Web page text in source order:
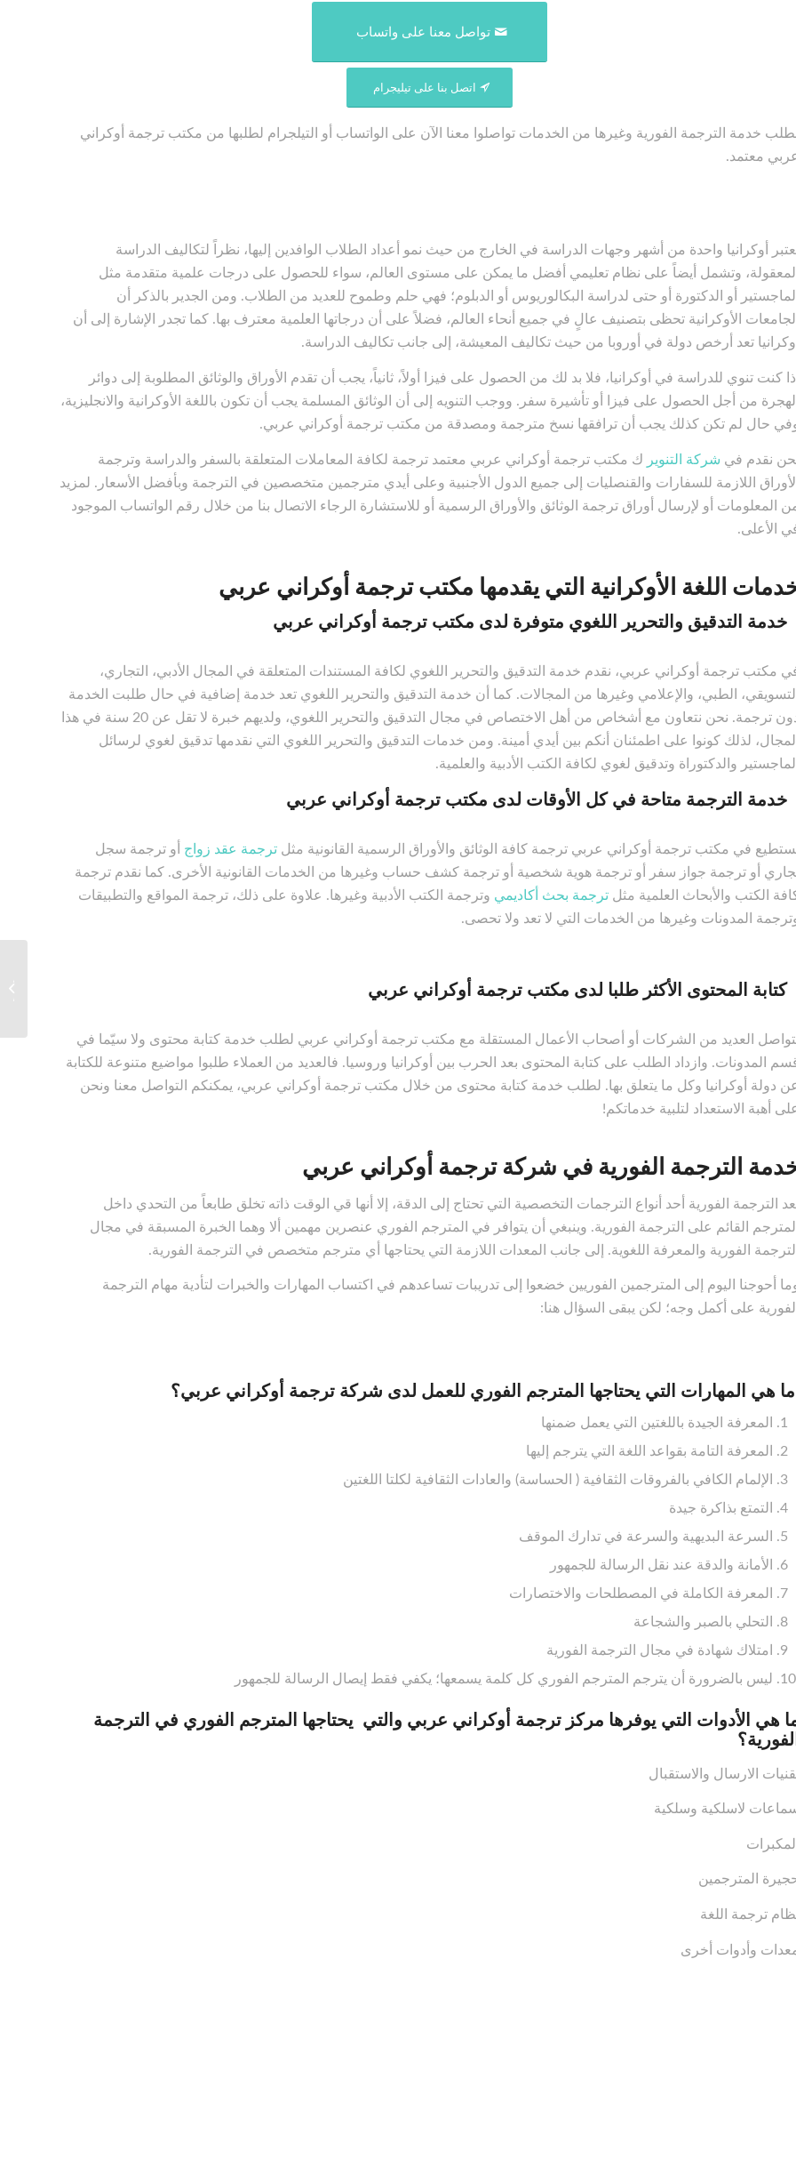
تواصل معنا على واتساب
اتصل بنا على تيليجرام
خدمة الترجمة الفورية وغيرها من الخدمات تواصلوا معنا الآن على الواتساب أو التيلجرام لطلبها من مكتب ترجمة أوكراني
معتمد.
أوكرانيا واحدة من أشهر وجهات الدراسة في الخارج من حيث نمو أعداد الطلاب الوافدين إليها، نظراً لتكاليف الدراسة
وتشمل أيضاً على نظام تعليمي أفضل ما يمكن على مستوى العالم، سواء للحصول على درجات علمية متقدمة مثل
أو الدكتورة أو حتى لدراسة البكالوريوس أو الدبلوم؛ فهي حلم وطموح للعديد من الطلاب. ومن الجدير بالذكر أن
الأوكرانية تحظى بتصنيف عالٍ في جميع أنحاء العالم، فضلاً على أن درجاتها العلمية معترف بها. كما تجدر الإشارة إلى أن
تعد أرخص دولة في أوروبا من حيث تكاليف المعيشة، إلى جانب تكاليف الدراسة.
كنت تنوي للدراسة في أوكرانيا، فلا بد لك من الحصول على فيزا أولاً، ثانياً، يجب أن تقدم الأوراق والوثائق المطلوبة إلى دوائر
من أجل الحصول على فيزا أو تأشيرة سفر. ووجب التنويه إلى أن الوثائق المسلمة يجب أن تكون باللغة الأوكرانية والانجليزية،
حال لم تكن كذلك يجب أن ترافقها نسخ مترجمة ومصدقة من مكتب ترجمة أوكراني عربي.
نقدم في شركة التنوير
ك مكتب ترجمة أوكراني عربي معتمد ترجمة لكافة المعاملات المتعلقة بالسفر والدراسة وترجمة
اللازمة للسفارات والقنصليات إلى جميع الدول الأجنبية وعلى أيدي مترجمين متخصصين في الترجمة وبأفضل الأسعار. لمزيد
المعلومات أو لإرسال أوراق ترجمة الوثائق والأوراق الرسمية أو للاستشارة الرجاء الاتصال بنا من خلال رقم الواتساب الموجود
الأعلى.
اللغة الأوكرانية التي يقدمها مكتب ترجمة أوكراني عربي
خدمة التدقيق والتحرير اللغوي متوفرة لدى مكتب ترجمة أوكراني عربي
مكتب ترجمة أوكراني عربي، نقدم خدمة التدقيق والتحرير اللغوي لكافة المستندات المتعلقة في المجال الأدبي، التجاري،
الطبي، والإعلامي وغيرها من المجالات. كما أن خدمة التدقيق والتحرير اللغوي تعد خدمة إضافية في حال طلبت الخدمة
دون ترجمة. نحن نتعاون مع أشخاص من أهل الاختصاص في مجال التدقيق والتحرير اللغوي، ولديهم خبرة لا تقل عن 20 سنة في هذا
لذلك كونوا على اطمئنان أنكم بين أيدي أمينة. ومن خدمات التدقيق والتحرير اللغوي التي نقدمها تدقيق لغوي لرسائل
والدكتوراة وتدقيق لغوي لكافة الكتب الأدبية والعلمية.
خدمة الترجمة متاحة في كل الأوقات لدى مكتب ترجمة أوكراني عربي
في مكتب ترجمة أوكراني عربي ترجمة كافة الوثائق والأوراق الرسمية القانونية مثل ترجمة عقد زواج أو ترجمة سجل
أو ترجمة جواز سفر أو ترجمة هوية شخصية أو ترجمة كشف حساب وغيرها من الخدمات القانونية الأخرى. كما نقدم ترجمة
الكتب والأبحاث العلمية مثل ترجمة بحث أكاديمي وترجمة الكتب الأدبية وغيرها. علاوة على ذلك، ترجمة المواقع والتطبيقات
المدونات وغيرها من الخدمات التي لا تعد ولا تحصى.
كتابة المحتوى الأكثر طلبا لدى مكتب ترجمة أوكراني عربي
العديد من الشركات أو أصحاب الأعمال المستقلة مع مكتب ترجمة أوكراني عربي لطلب خدمة كتابة محتوى ولا سيّما في
المدونات. وازداد الطلب على كتابة المحتوى بعد الحرب بين أوكرانيا وروسيا. فالعديد من العملاء طلبوا مواضيع متنوعة للكتابة
دولة أوكرانيا وكل ما يتعلق بها. لطلب خدمة كتابة محتوى من خلال مكتب ترجمة أوكراني عربي، يمكنكم التواصل معنا ونحن
أهبة الاستعداد لتلبية خدماتكم!
الترجمة الفورية في شركة ترجمة أوكراني عربي
الترجمة الفورية أحد أنواع الترجمات التخصصية التي تحتاج إلى الدقة، إلا أنها قي الوقت ذاته تخلق طابعاً من التحدي داخل
القائم على الترجمة الفورية. وينبغي أن يتوافر في المترجم الفوري عنصرين مهمين ألا وهما الخبرة المسبقة في مجال
الفورية والمعرفة اللغوية. إلى جانب المعدات اللازمة التي يحتاجها أي مترجم متخصص في الترجمة الفورية.
أحوجنا اليوم إلى المترجمين الفوريين خضعوا إلى تدريبات تساعدهم في اكتساب المهارات والخبرات لتأدية مهام الترجمة
على أكمل وجه؛ لكن يبقى السؤال هنا:
هي المهارات التي يحتاجها المترجم الفوري للعمل لدى شركة ترجمة أوكراني عربي؟
المعرفة الجيدة باللغتين التي يعمل ضمنها
المعرفة التامة بقواعد اللغة التي يترجم إليها
الإلمام الكافي بالفروقات الثقافية ( الحساسة) والعادات الثقافية لكلتا اللغتين
التمتع بذاكرة جيدة
السرعة البديهية والسرعة في تدارك الموقف
الأمانة والدقة عند نقل الرسالة للجمهور
المعرفة الكاملة في المصطلحات والاختصارات
التحلي بالصبر والشجاعة
امتلاك شهادة في مجال الترجمة الفورية
ليس بالضرورة أن يترجم المترجم الفوري كل كلمة يسمعها؛ يكفي فقط إيصال الرسالة للجمهور
هي الأدوات التي يوفرها مركز ترجمة أوكراني عربي والتي يحتاجها المترجم الفوري في الترجمة
الارسال والاستقبال
لاسلكية وسلكية
المترجمين
ترجمة اللغة
وأدوات أخرى